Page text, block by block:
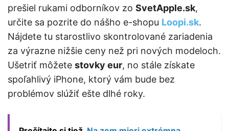
prešiel rukami odborníkov zo SvetApple.sk,
určite sa pozrite do nášho e-shopu Loopi.sk.
Nájdete tu starostlivo skontrolované zariadenia
za výrazne nižšie ceny než pri nových modeloch.
Ušetriť môžete stovky eur, no stále získate
spoľahlivý iPhone, ktorý vám bude bez
problémov slúžiť ešte dlhé roky.